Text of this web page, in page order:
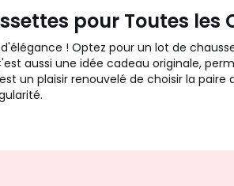
pour Toutes les
! Optez pour un lot de
aussi une idée cadeau originale,
un plaisir renouvelé de choisir la